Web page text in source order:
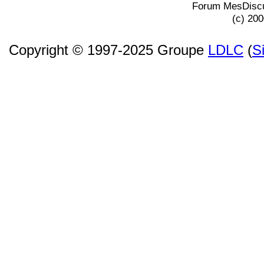
Forum
(c)
Copyright © 1997-2025 Groupe LDLC (